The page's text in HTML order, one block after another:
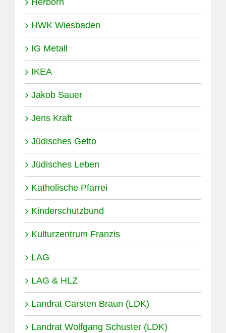
Herborn
HWK Wiesbaden
IG Metall
IKEA
Jakob Sauer
Jens Kraft
Jüdisches Getto
Jüdisches Leben
Katholische Pfarrei
Kinderschutzbund
Kulturzentrum Franzis
LAG
LAG & HLZ
Landrat Carsten Braun (LDK)
Landrat Wolfgang Schuster (LDK)